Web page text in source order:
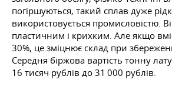
погіршуються, такий сплав дуже
використовується промисловістю.
пластичним і крихким. Але якщо
30%, це зміцнює склад при
Середня біржова вартість тонну
16 тисяч рублів до 31 000 рублів.